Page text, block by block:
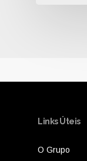
Links Úteis
O Grupo